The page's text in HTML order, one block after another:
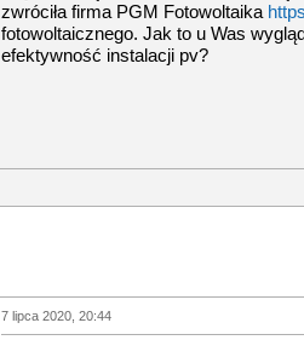
zwróciła firma PGM Fotowoltaika
fotowoltaicznego. Jak to u Was
efektywność instalacji pv?
7 lipca 2020, 20:44